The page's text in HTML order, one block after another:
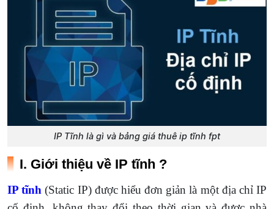
IP Tĩnh là gì và bảng giá thuê ip tĩnh fpt
I. Giới thiệu về IP tĩnh ?
IP tĩnh (Static IP) được hiểu đơn giản là một địa chỉ IP